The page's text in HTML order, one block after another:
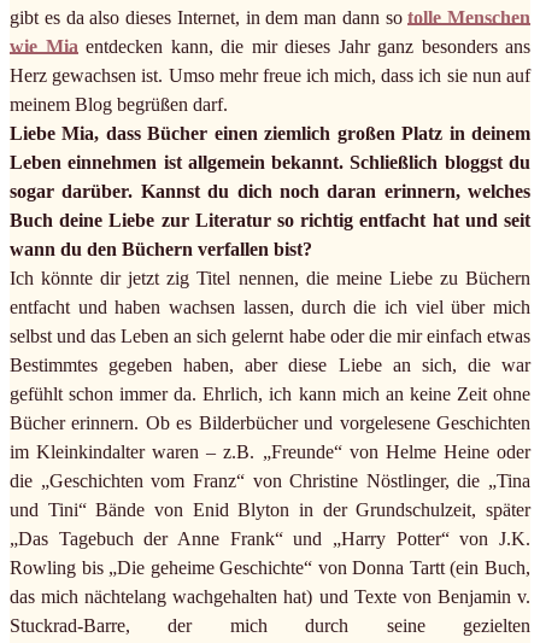
gibt es da also dieses Internet, in dem man dann sotolle Menschen
wie Mia entdecken kann, die mir dieses Jahr ganz besonders ans
Herz gewachsen ist. Umso mehr freue ich mich, dass ich sie nun auf
meinem Blog begrüßen darf.
Liebe Mia, dass Bücher einen ziemlich großen Platz in deinem
Leben einnehmen ist allgemein bekannt. Schließlich bloggst du
sogar darüber. Kannst du dich noch daran erinnern, welches
Buch deine Liebe zur Literatur so richtig entfacht hat und seit
wann du den Büchern verfallen bist?
Ich könnte dir jetzt zig Titel nennen, die meine Liebe zu Büchern
entfacht und haben wachsen lassen, durch die ich viel über mich
selbst und das Leben an sich gelernt habe oder die mir einfach etwas
Bestimmtes gegeben haben, aber diese Liebe an sich, die war
gefühlt schon immer da. Ehrlich, ich kann mich an keine Zeit ohne
Bücher erinnern. Ob es Bilderbücher und vorgelesene Geschichten
im Kleinkindalter waren – z.B. „Freunde“ von Helme Heine oder
die „Geschichten vom Franz“ von Christine Nöstlinger, die „Tina
und Tini“ Bände von Enid Blyton in der Grundschulzeit, später
„Das Tagebuch der Anne Frank“ und „Harry Potter“ von J.K.
Rowling bis „Die geheime Geschichte“ von Donna Tartt (ein Buch,
das mich nächtelang wachgehalten hat) und Texte von Benjamin v.
Stuckrad-Barre, der mich durch seine gezielten